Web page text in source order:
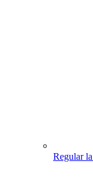
Regular